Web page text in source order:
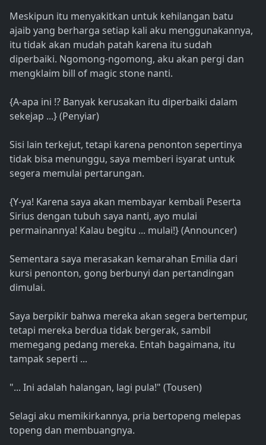
Meskipun itu menyakitkan untuk kehilangan batu
ajaib yang berharga setiap kali aku menggunakannya,
itu tidak akan mudah patah karena itu sudah
diperbaiki. Ngomong-ngomong, aku akan pergi dan
mengklaim bill of magic stone nanti.
{A-apa ini !? Banyak kerusakan itu diperbaiki dalam
sekejap ...} (Penyiar)
Sisi lain terkejut, tetapi karena penonton sepertinya
tidak bisa menunggu, saya memberi isyarat untuk
segera memulai pertarungan.
{Y-ya! Karena saya akan membayar kembali Peserta
Sirius dengan tubuh saya nanti, ayo mulai
permainannya! Kalau begitu ... mulai!} (Announcer)
Sementara saya merasakan kemarahan Emilia dari
kursi penonton, gong berbunyi dan pertandingan
dimulai.
Saya berpikir bahwa mereka akan segera bertempur,
tetapi mereka berdua tidak bergerak, sambil
memegang pedang mereka. Entah bagaimana, itu
tampak seperti ...
"... Ini adalah halangan, lagi pula!" (Tousen)
Selagi aku memikirkannya, pria bertopeng melepas
topeng dan membuangnya.